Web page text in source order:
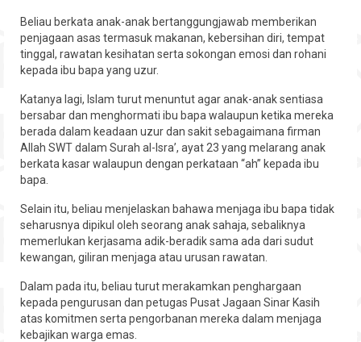
Beliau berkata anak-anak bertanggungjawab memberikan
penjagaan asas termasuk makanan, kebersihan diri, tempat
tinggal, rawatan kesihatan serta sokongan emosi dan rohani
kepada ibu bapa yang uzur.
Katanya lagi, Islam turut menuntut agar anak-anak sentiasa
bersabar dan menghormati ibu bapa walaupun ketika mereka
berada dalam keadaan uzur dan sakit sebagaimana firman
Allah SWT dalam Surah al-Isra’, ayat 23 yang melarang anak
berkata kasar walaupun dengan perkataan “ah” kepada ibu
bapa.
Selain itu, beliau menjelaskan bahawa menjaga ibu bapa tidak
seharusnya dipikul oleh seorang anak sahaja, sebaliknya
memerlukan kerjasama adik-beradik sama ada dari sudut
kewangan, giliran menjaga atau urusan rawatan.
Dalam pada itu, beliau turut merakamkan penghargaan
kepada pengurusan dan petugas Pusat Jagaan Sinar Kasih
atas komitmen serta pengorbanan mereka dalam menjaga
kebajikan warga emas.